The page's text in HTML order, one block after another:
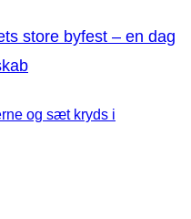
store byfest – en dag
og sæt kryds i